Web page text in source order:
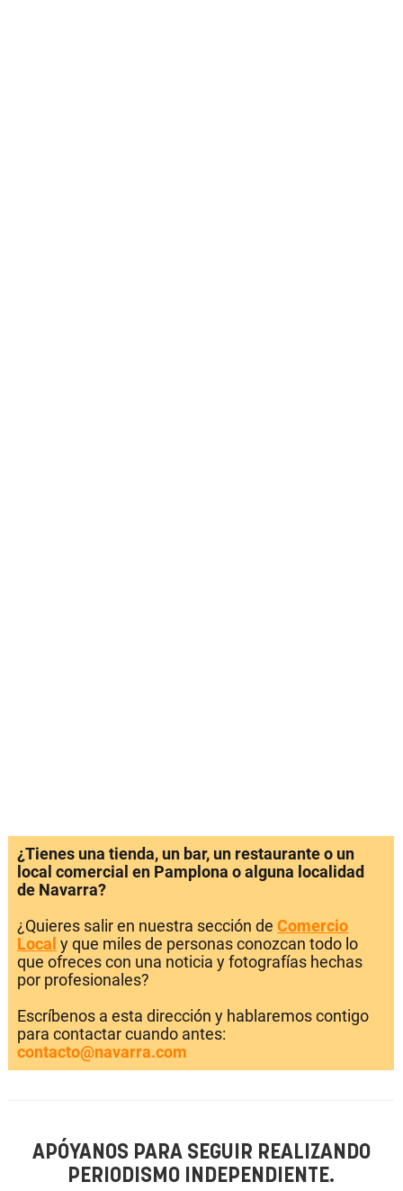
¿Tienes una tienda, un bar, un restaurante o un
local comercial en Pamplona o alguna localidad
de Navarra?
¿Quieres salir en nuestra sección de Comercio
Local y que miles de personas conozcan todo lo
que ofreces con una noticia y fotografías hechas
por profesionales?
Escríbenos a esta dirección y hablaremos contigo
para contactar cuando antes:
contacto@navarra.com
APÓYANOS PARA SEGUIR REALIZANDO
PERIODISMO INDEPENDIENTE.